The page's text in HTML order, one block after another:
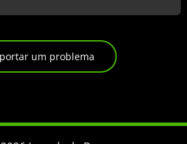
um problema